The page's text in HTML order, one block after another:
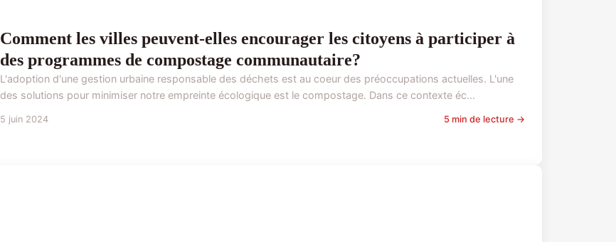
Comment les villes peuvent-elles encourager les citoyens à participer à
des programmes de compostage communautaire?
L'adoption d'une gestion urbaine responsable des déchets est au coeur des préoccupations actuelles. L'une
des solutions pour minimiser notre empreinte écologique est le compostage. Dans ce contexte éc...
5 juin 2024 5 min de lecture →